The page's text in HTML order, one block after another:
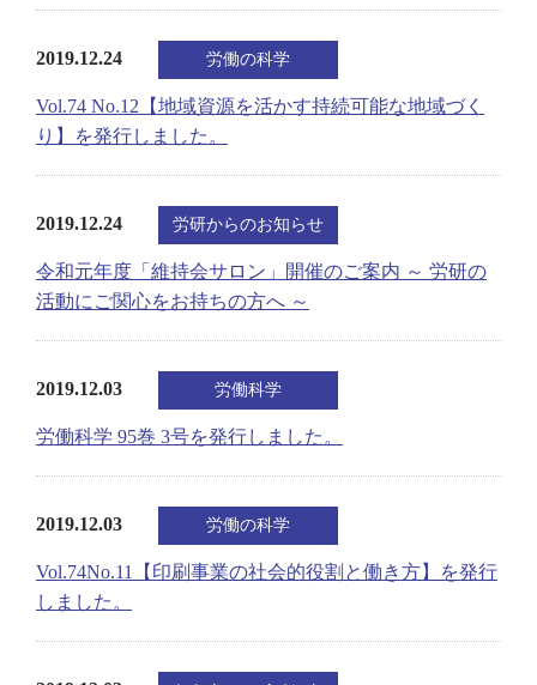
2019.12.24 労働の科学
Vol.74 No.12【地域資源を活かす持続可能な地域づく
り】を発行しました。
2019.12.24 労研からのお知らせ
令和元年度「維持会サロン」開催のご案内 ～ 労研の
活動にご関心をお持ちの方へ ～
2019.12.03 労働科学
労働科学 95巻 3号を発行しました。
2019.12.03 労働の科学
Vol.74No.11【印刷事業の社会的役割と働き方】を発行
しました。